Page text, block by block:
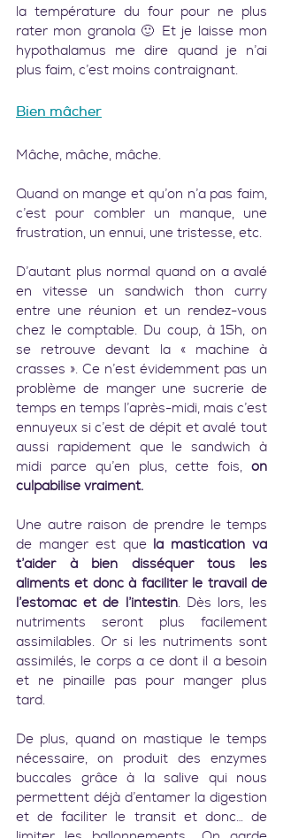
la température du four pour ne plus
rater mon granola 🙂 Et je laisse mon
hypothalamus me dire quand je n’ai
plus faim, c’est moins contraignant.
Bien mâcher
Mâche, mâche, mâche.
Quand on mange et qu’on n’a pas faim,
c’est pour combler un manque, une
frustration, un ennui, une tristesse, etc.
D’autant plus normal quand on a avalé
en vitesse un sandwich thon curry
entre une réunion et un rendez-vous
chez le comptable. Du coup, à 15h, on
se retrouve devant la « machine à
crasses ». Ce n’est évidemment pas un
problème de manger une sucrerie de
temps en temps l’après-midi, mais c’est
ennuyeux si c’est de dépit et avalé tout
aussi rapidement que le sandwich à
midi parce qu’en plus, cette fois, on
culpabilise vraiment.
Une autre raison de prendre le temps
de manger est que
la mastication va
t’aider à bien disséquer tous les
aliments et donc à faciliter le travail de
l’estomac et de l’intestin. Dès lors, les
nutriments seront plus facilement
assimilables. Or si les nutriments sont
assimilés, le corps a ce dont il a besoin
et ne pinaille pas pour manger plus
tard.
De plus, quand on mastique le temps
nécessaire, on produit des enzymes
buccales grâce à la salive qui nous
permettent déjà d’entamer la digestion
et de faciliter le transit et donc… de